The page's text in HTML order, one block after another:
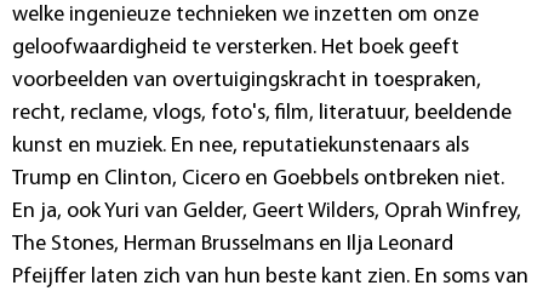
welke ingenieuze technieken we inzetten om onze
geloofwaardigheid te versterken. Het boek geeft
voorbeelden van overtuigingskracht in toespraken,
recht, reclame, vlogs, foto's, film, literatuur, beeldende
kunst en muziek. En nee, reputatiekunstenaars als
Trump en Clinton, Cicero en Goebbels ontbreken niet.
En ja, ook Yuri van Gelder, Geert Wilders, Oprah Winfrey,
The Stones, Herman Brusselmans en Ilja Leonard
Pfeijffer laten zich van hun beste kant zien. En soms van